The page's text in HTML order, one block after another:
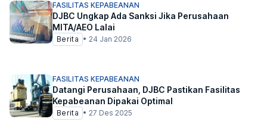
FASILITAS KEPABEANAN
DJBC Ungkap Ada Sanksi Jika Perusahaan
MITA/AEO Lalai
Berita • 24 Jan 2026
FASILITAS KEPABEANAN
Datangi Perusahaan, DJBC Pastikan Fasilitas
Kepabeanan Dipakai Optimal
Berita • 27 Des 2025